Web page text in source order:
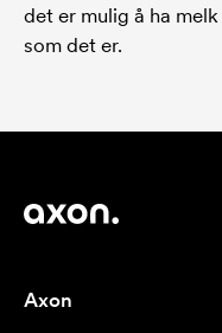
det er mulig å ha
som det er.
Axon